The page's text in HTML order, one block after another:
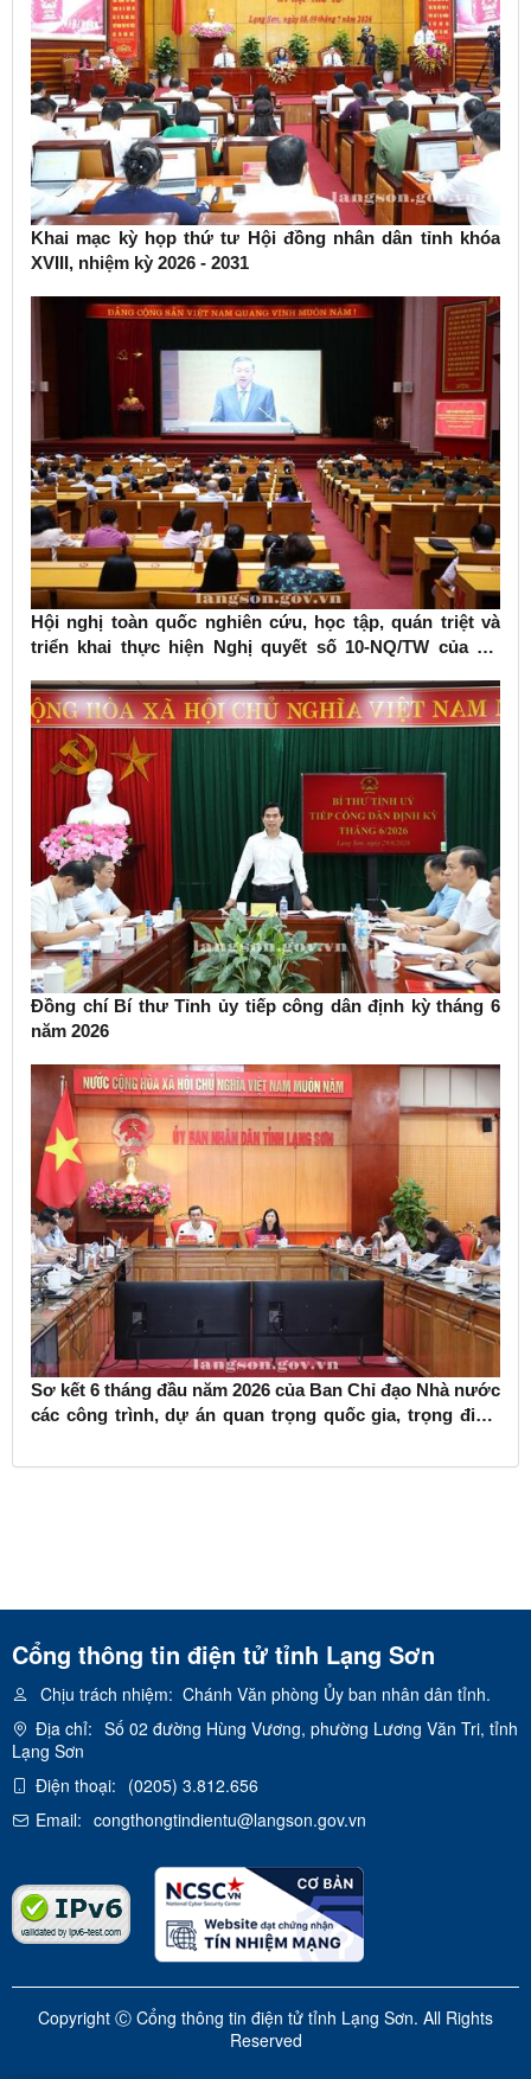
Khai mạc kỳ họp thứ tư Hội đồng nhân dân tỉnh khóa
XVIII, nhiệm kỳ 2026 - 2031
Hội nghị toàn quốc nghiên cứu, học tập, quán triệt và
triển khai thực hiện Nghị quyết số 10-NQ/TW của Bộ
Đồng chí Bí thư Tỉnh ủy tiếp công dân định kỳ tháng 6
năm 2026
Sơ kết 6 tháng đầu năm 2026 của Ban Chỉ đạo Nhà nước
các công trình, dự án quan trọng quốc gia, trọng điểm
Cổng thông tin điện tử tỉnh Lạng Sơn
Chịu trách nhiệm: Chánh Văn phòng Ủy ban nhân dân tỉnh.
Địa chỉ: Số 02 đường Hùng Vương, phường Lương Văn Tri, tỉnh
Lạng Sơn
Điện thoại: (0205) 3.812.656
Email: congthongtindientu@langson.gov.vn
Copyright Ⓒ Cổng thông tin điện tử tỉnh Lạng Sơn. All Rights
Reserved